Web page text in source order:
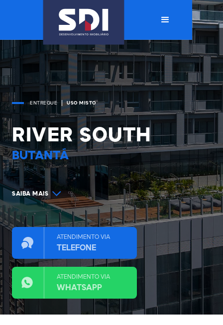
ENTREGUE USO MISTO
RIVER SOUTH
BUTANTÃ
SAIBA MAIS
ATENDIMENTO VIA
TELEFONE
ATENDIMENTO VIA
WHATSAPP